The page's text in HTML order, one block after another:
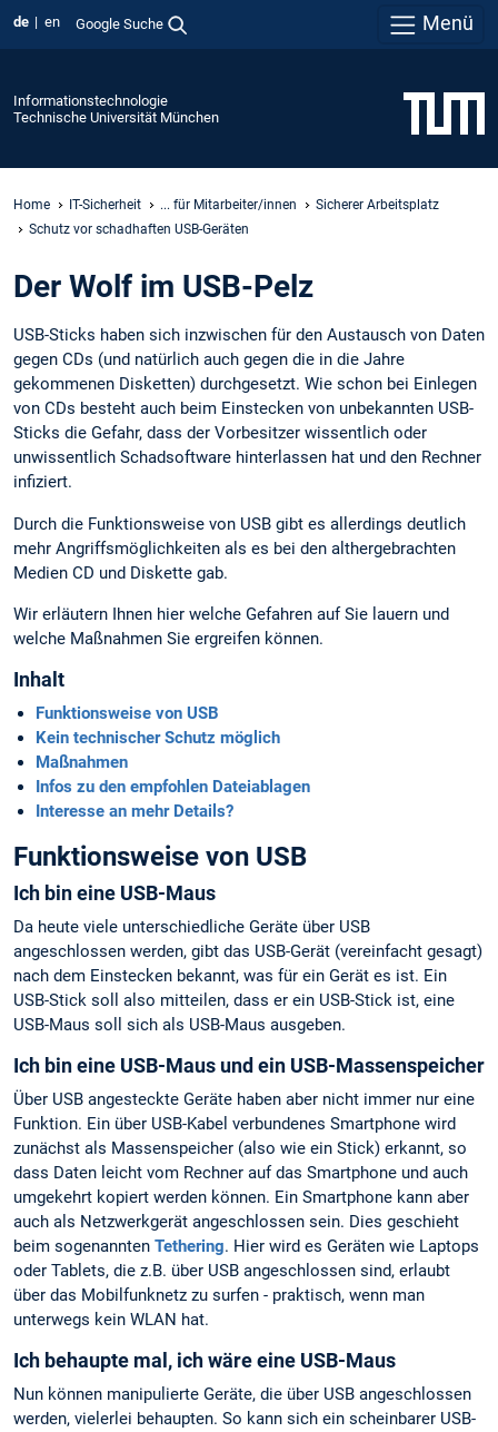
de en Google Suche Menü
Informationstechnologie
Technische Universität München
Home IT-Sicherheit ... für Mitarbeiter/innen
Sicherer Arbeitsplatz
Schutz vor schadhaften USB-Geräten
Der Wolf im USB-Pelz
USB-Sticks haben sich inzwischen für den Austausch von Daten
gegen CDs (und natürlich auch gegen die in die Jahre
gekommenen Disketten) durchgesetzt. Wie schon bei Einlegen
von CDs besteht auch beim Einstecken von unbekannten USB-
Sticks die Gefahr, dass der Vorbesitzer wissentlich oder
unwissentlich Schadsoftware hinterlassen hat und den Rechner
infiziert.
Durch die Funktionsweise von USB gibt es allerdings deutlich
mehr Angriffsmöglichkeiten als es bei den althergebrachten
Medien CD und Diskette gab.
Wir erläutern Ihnen hier welche Gefahren auf Sie lauern und
welche Maßnahmen Sie ergreifen können.
Inhalt
Funktionsweise von USB
Kein technischer Schutz möglich
Maßnahmen
Infos zu den empfohlen Dateiablagen
Interesse an mehr Details?
Funktionsweise von USB
Ich bin eine USB-Maus
Da heute viele unterschiedliche Geräte über USB
angeschlossen werden, gibt das USB-Gerät (vereinfacht gesagt)
nach dem Einstecken bekannt, was für ein Gerät es ist. Ein
USB-Stick soll also mitteilen, dass er ein USB-Stick ist, eine
USB-Maus soll sich als USB-Maus ausgeben.
Ich bin eine USB-Maus und ein USB-Massenspeicher
Über USB angesteckte Geräte haben aber nicht immer nur eine
Funktion. Ein über USB-Kabel verbundenes Smartphone wird
zunächst als Massenspeicher (also wie ein Stick) erkannt, so
dass Daten leicht vom Rechner auf das Smartphone und auch
umgekehrt kopiert werden können. Ein Smartphone kann aber
auch als Netzwerkgerät angeschlossen sein. Dies geschieht
beim sogenannten Tethering. Hier wird es Geräten wie Laptops
oder Tablets, die z.B. über USB angeschlossen sind, erlaubt
über das Mobilfunknetz zu surfen - praktisch, wenn man
unterwegs kein WLAN hat.
Ich behaupte mal, ich wäre eine USB-Maus
Nun können manipulierte Geräte, die über USB angeschlossen
werden, vielerlei behaupten. So kann sich ein scheinbarer USB-